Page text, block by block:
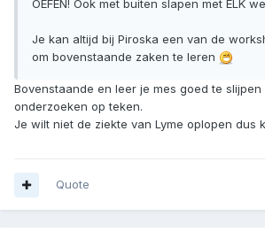
OEFEN! Ook met buiten slapen met ELK
Je kan altijd bij Piroska een van de
om bovenstaande zaken te leren
Bovenstaande en leer je mes goed te
onderzoeken op teken.
Je wilt niet de ziekte van Lyme oplopen dus
Quote